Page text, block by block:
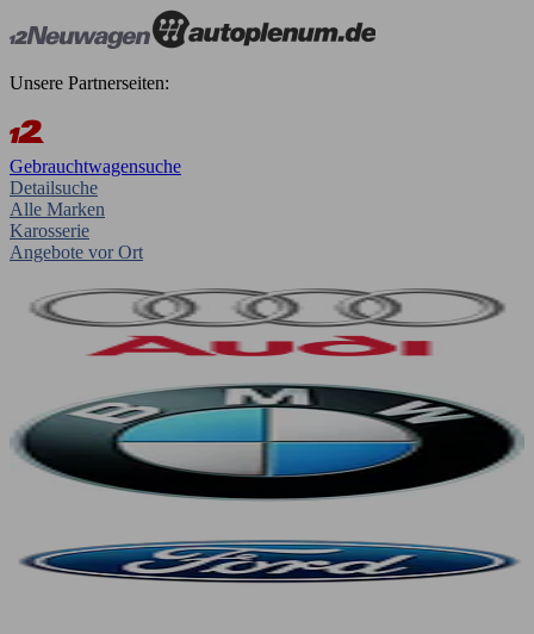
Unsere Partnerseiten:
Gebrauchtwagensuche
Detailsuche
Alle Marken
Karosserie
Angebote vor Ort